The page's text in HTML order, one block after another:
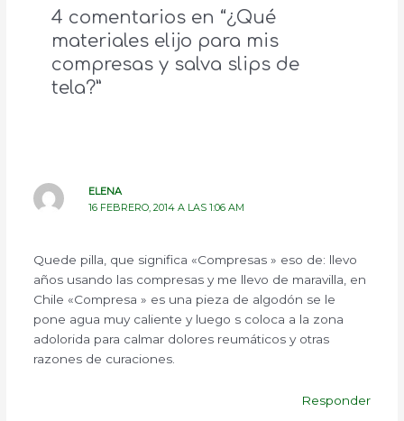
4 comentarios en “¿Qué
materiales elijo para mis
compresas y salva slips de
tela?”
ELENA
16 FEBRERO, 2014 A LAS 1:06 AM
Quede pilla, que significa «Compresas » eso de: llevo
años usando las compresas y me llevo de maravilla, en
Chile «Compresa » es una pieza de algodón se le
pone agua muy caliente y luego s coloca a la zona
adolorida para calmar dolores reumáticos y otras
razones de curaciones.
Responder